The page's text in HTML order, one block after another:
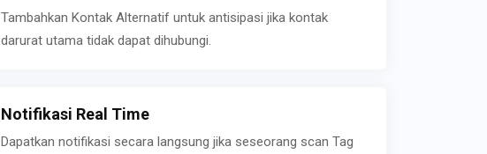
Tambahkan Kontak Alternatif untuk antisipasi jika kontak
darurat utama tidak dapat dihubungi.
Notifikasi Real Time
Dapatkan notifikasi secara langsung jika seseorang scan Tag